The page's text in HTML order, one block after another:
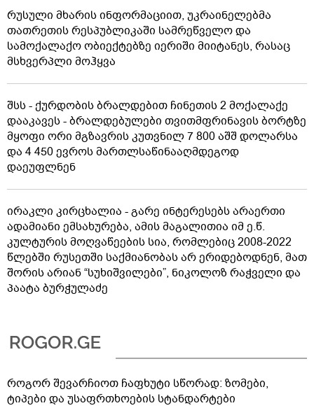
რუსული მხარის ინფორმაციით, უკრაინელებმა
თათრეთის რესპუბლიკაში სამრეწველო და
სამოქალაქო ობიექტებზე იერიში მიიტანეს, რასაც
მსხვერპლი მოჰყვა
შსს - ქურდობის ბრალდებით ჩინეთის 2 მოქალაქე
დააკავეს - ბრალდებულები თვითმფრინავის ბორტზე
მყოფი ორი მგზავრის კუთვნილ 7 800 აშშ დოლარსა
და 4 450 ევროს მართლსაწინააღმდეგოდ
დაეუფლნენ
ირაკლი კირცხალია - გარე ინტერესებს არაერთი
ადამიანი ემსახურება, ამის მაგალითია იმ ე.წ.
კულტურის მოღვაწეების სია, რომლებიც 2008-2022
წლებში რუსეთში საქმიანობას არ ერიდებოდნენ, მათ
შორის არიან “სუხიშვილები”, ნიკოლოზ რაჭველი და
პაატა ბურჭულაძე
როგორ შევარჩიოთ ჩაფხუტი სწორად: ზომები,
ტიპები და უსაფრთხოების სტანდარტები